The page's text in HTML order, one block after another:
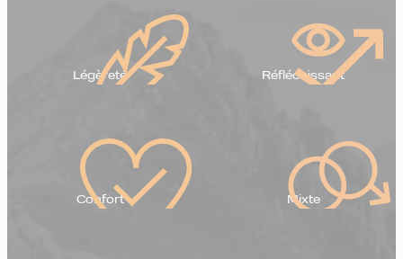
Légèreté Réfléchissant
Confort Mixte